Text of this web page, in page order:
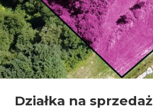
Działka na sprzedaż